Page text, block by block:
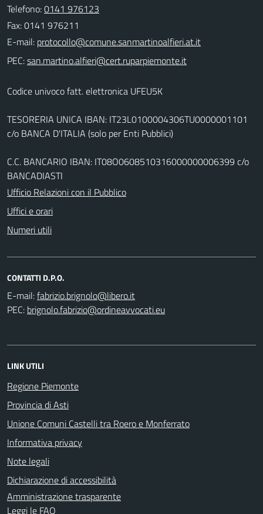
Telefono:0141 976123
Fax: 0141 976211
E-mail:
PEC:
Codice univoco fatt. elettronica UFEU5K
TESORERIA UNICA IBAN: IT23L0100004306TU0000001101
c/o BANCA D'ITALIA (solo per Enti Pubblici)
C.C. BANCARIO IBAN: IT08O0608510316000000006399 c/o
BANCADIASTI
Ufficio Relazioni con il Pubblico
Uffici e orari
Numeri utili
CONTATTI D.P.O.
E-mail:
PEC:
LINK UTILI
Regione Piemonte
Provincia di Asti
Unione Comuni Castelli tra Roero e Monferrato
Informativa privacy
Note legali
Dichiarazione di accessibilità
Amministrazione trasparente
Leggi le FAQ